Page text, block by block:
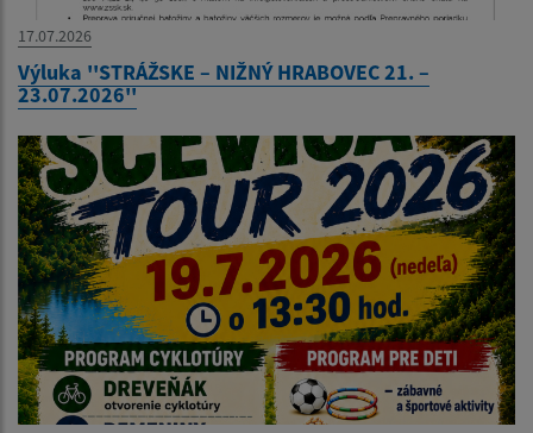
17.07.2026
Výluka ''STRÁŽSKE – NIŽNÝ HRABOVEC 21. –
23.07.2026''